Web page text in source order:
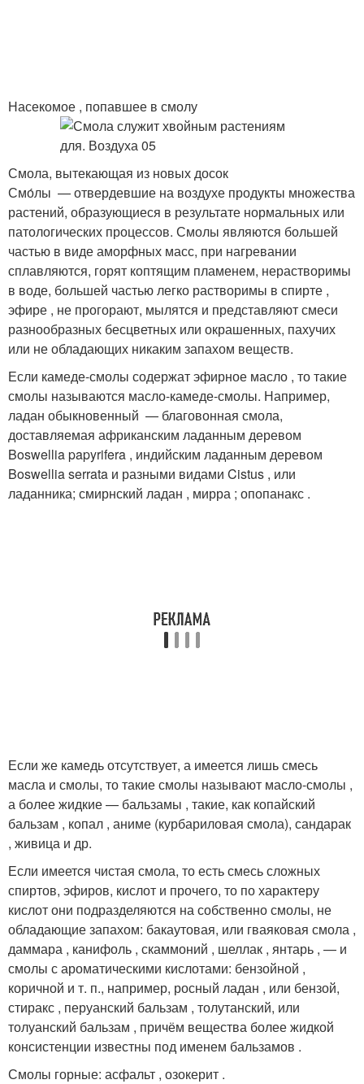
Насекомое , попавшее в смолу
Смола, вытекающая из новых досок
Смо́лы — отвердевшие на воздухе продукты множества
растений, образующиеся в результате нормальных или
патологических процессов. Смолы являются большей
частью в виде аморфных масс, при нагревании
сплавляются, горят коптящим пламенем, нерастворимы
в воде, большей частью легко растворимы в спирте ,
эфире , не прогорают, мылятся и представляют смеси
разнообразных бесцветных или окрашенных, пахучих
или не обладающих никаким запахом веществ.
Если камеде-смолы содержат эфирное масло , то такие
смолы называются масло-камеде-смолы. Например,
ладан обыкновенный — благовонная смола,
доставляемая африканским ладанным деревом
Boswellia papyrifera , индийским ладанным деревом
Boswellia serrata и разными видами Cistus , или
ладанника; смирнский ладан , мирра ; опопанакс .
Если же камедь отсутствует, а имеется лишь смесь
масла и смолы, то такие смолы называют масло-смолы ,
а более жидкие — бальзамы , такие, как копайский
бальзам , копал , аниме (курбариловая смола), сандарак
, живица и др.
Если имеется чистая смола, то есть смесь сложных
спиртов, эфиров, кислот и прочего, то по характеру
кислот они подразделяются на собственно смолы, не
обладающие запахом: бакаутовая, или гваяковая смола ,
даммара , канифоль , скаммоний , шеллак , янтарь , — и
смолы с ароматическими кислотами: бензойной ,
коричной и т. п., например, росный ладан , или бензой,
стиракс , перуанский бальзам , толутанский, или
толуанский бальзам , причём вещества более жидкой
консистенции известны под именем бальзамов .
Смолы горные: асфальт , озокерит .